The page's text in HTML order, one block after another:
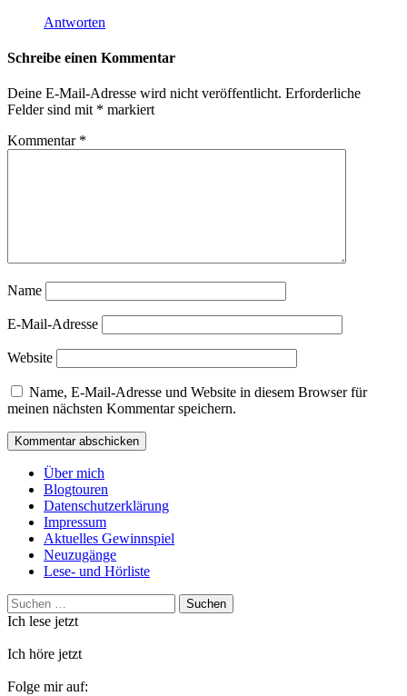
Antworten
Schreibe einen Kommentar
Deine E-Mail-Adresse wird nicht veröffentlicht. Erforderliche
Felder sind mit * markiert
Kommentar *
Name
E-Mail-Adresse
Website
Name, E-Mail-Adresse und Website in diesem Browser für
meinen nächsten Kommentar speichern.
Über mich
Blogtouren
Datenschutzerklärung
Impressum
Aktuelles Gewinnspiel
Neuzugänge
Lese- und Hörliste
Suchen
nach:
Ich lese jetzt
Ich höre jetzt
Folge mir auf: